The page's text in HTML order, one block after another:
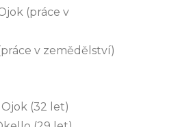
(práce v
v zemědělství)
(32 let)